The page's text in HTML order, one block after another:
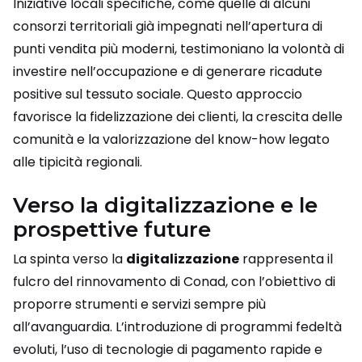
consorzi territoriali già impegnati nell’apertura di
punti vendita più moderni, testimoniano la volontà di
investire nell’occupazione e di generare ricadute
positive sul tessuto sociale. Questo approccio
favorisce la fidelizzazione dei clienti, la crescita delle
comunità e la valorizzazione del know-how legato
alle tipicità regionali.
Verso la digitalizzazione e le
prospettive future
La spinta verso la digitalizzazione rappresenta il
fulcro del rinnovamento di Conad, con l’obiettivo di
proporre strumenti e servizi sempre più
all’avanguardia. L’introduzione di programmi fedeltà
evoluti, l’uso di tecnologie di pagamento rapide e